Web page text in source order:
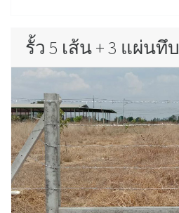
รั้ว 5 เส้น + 3 แผ่นทึบ